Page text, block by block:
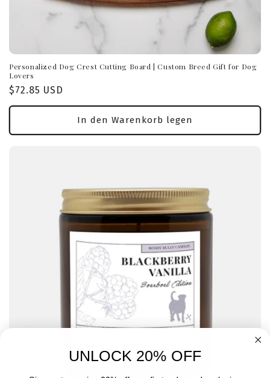
Personalized Dog Crest Cutting Board | Custom Breed Gift for Dog
Lovers
Normaler
Preis
$72.85 USD
In den Warenkorb legen
UNLOCK 20% OFF